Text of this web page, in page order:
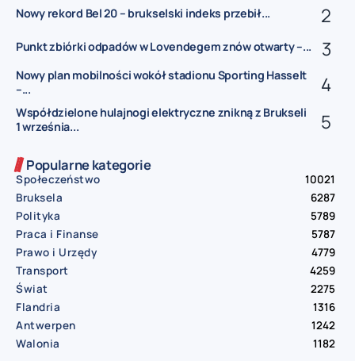
Nowy rekord Bel 20 – brukselski indeks przebił...
Punkt zbiórki odpadów w Lovendegem znów otwarty –...
Nowy plan mobilności wokół stadionu Sporting Hasselt
–...
Współdzielone hulajnogi elektryczne znikną z Brukseli
1 września...
Popularne kategorie
Społeczeństwo
10021
Bruksela
6287
Polityka
5789
Praca i Finanse
5787
Prawo i Urzędy
4779
Transport
4259
Świat
2275
Flandria
1316
Antwerpen
1242
Walonia
1182